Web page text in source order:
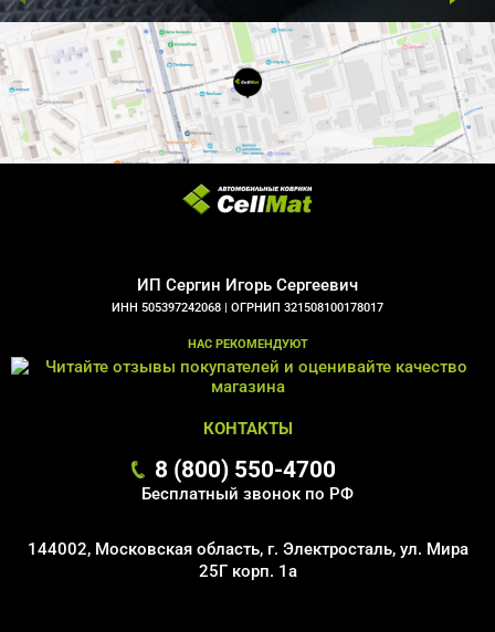
ИП Сергин Игорь Сергеевич
ИНН 505397242068 | ОГРНИП 321508100178017
НАС РЕКОМЕНДУЮТ
КОНТАКТЫ
8 (800) 550-4700
Бесплатный звонок по РФ
144002, Московская область, г. Электросталь, ул. Мира
25Г корп. 1а